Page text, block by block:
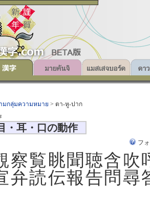
มกลุ่มความหมาย > ตา-หู-ปาก
・耳・口の動作
フ
察覧眺聞聴含
弁読伝報告問尋